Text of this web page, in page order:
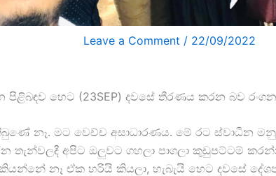
Leave a Comment / 22/09/2022
පිළිබඳව හෙට (23SEP) දවසේ තීරණය කරන බව
නෑ. මට වෙච්ච අසාධාරණය. මේ රට ස්වාධීන
තැන්වලදී අපිට ඔලුවට ගහලා පාගලා කුඩුපට්ටම්
නෑ ඒක හරියි කියලා, හැබැයි හෙට දවසේ